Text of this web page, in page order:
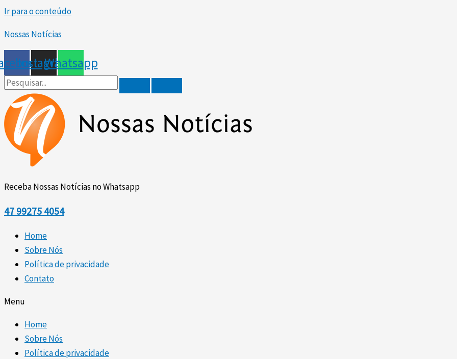
Ir para o conteúdo
Nossas Notícias
InstagramWhatsapp
Receba Nossas Notícias no Whatsapp
47 99275 4054
Home
Sobre Nós
Política de privacidade
Contato
Menu
Home
Sobre Nós
Política de privacidade